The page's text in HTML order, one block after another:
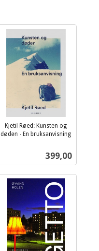
Kjetil Røed: Kunsten og
døden - En bruksanvisning
Pris
399,00